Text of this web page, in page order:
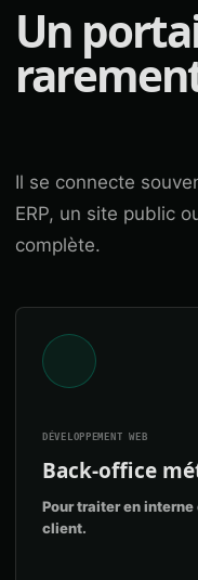
Un
Il se connecte
ERP, un site public
complète.
DÉVELOPPEMENT WEB
Back-office
Pour traiter en
client.